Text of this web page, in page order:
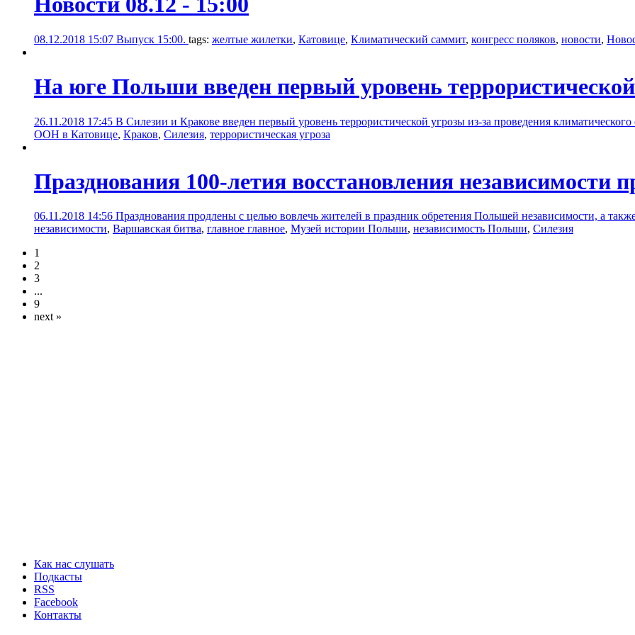
08.12.2018 15:07 Выпуск 15:00. tags: желтые жилетки, Катовице, Климатический саммит, конгресс поляков, новости,
На юге Польши введен первый уровень
26.11.2018 17:45 В Силезии и Кракове введен первый уровень террористической угрозы из-за проведения
ООН в Катовице, Краков, Силезия, террористическая угроза
Празднования 100-летия восстановления независимости
06.11.2018 14:56 Празднования продлены с целью вовлечь жителей в праздник обретения Польшей независимости, а
независимости, Варшавская битва, главное главное, Музей истории Польши, независимость Польши, Силезия
1
2
3
...
9
next »
Как нас слушать
Подкасты
RSS
Facebook
Контакты